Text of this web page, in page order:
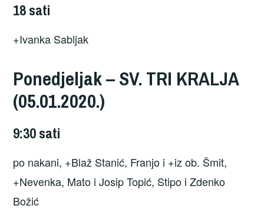
18 sati
+Ivanka Sabljak
Ponedjeljak – SV. TRI KRALJA
(05.01.2020.)
9:30 sati
po nakani, +Blaž Stanić, Franjo i +iz ob. Šmit,
+Nevenka, Mato i Josip Topić, Stipo i Zdenko
Božić